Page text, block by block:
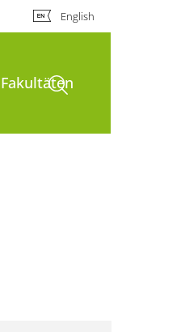
English
FakultätenSuche öffnen